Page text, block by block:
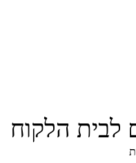
לבית הלקוח